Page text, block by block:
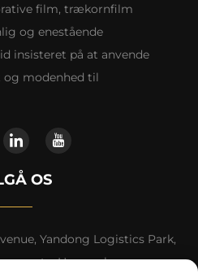
film, trækornfilm
og enestående
insisteret på at anvende
og modenhed til
OS
Yandong Logistics Park,
county, Heyuan by